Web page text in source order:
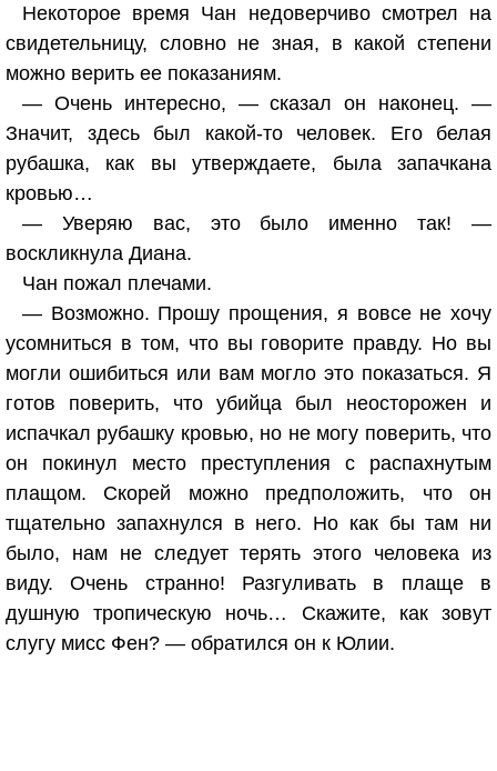
Некоторое время Чан недоверчиво смотрел на
свидетельницу, словно не зная, в какой степени
можно верить ее показаниям.
— Очень интересно, — сказал он наконец. —
Значит, здесь был какой-то человек. Его белая
рубашка, как вы утверждаете, была запачкана
кровью…
— Уверяю вас, это было именно так! —
воскликнула Диана.
Чан пожал плечами.
— Возможно. Прошу прощения, я вовсе не хочу
усомниться в том, что вы говорите правду. Но вы
могли ошибиться или вам могло это показаться. Я
готов поверить, что убийца был неосторожен и
испачкал рубашку кровью, но не могу поверить, что
он покинул место преступления с распахнутым
плащом. Скорей можно предположить, что он
тщательно запахнулся в него. Но как бы там ни
было, нам не следует терять этого человека из
виду. Очень странно! Разгуливать в плаще в
душную тропическую ночь… Скажите, как зовут
слугу мисс Фен? — обратился он к Юлии.